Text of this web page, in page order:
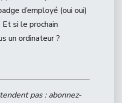
d’employé (oui oui)
si le prochain
un ordinateur ?
pas : abonnez-